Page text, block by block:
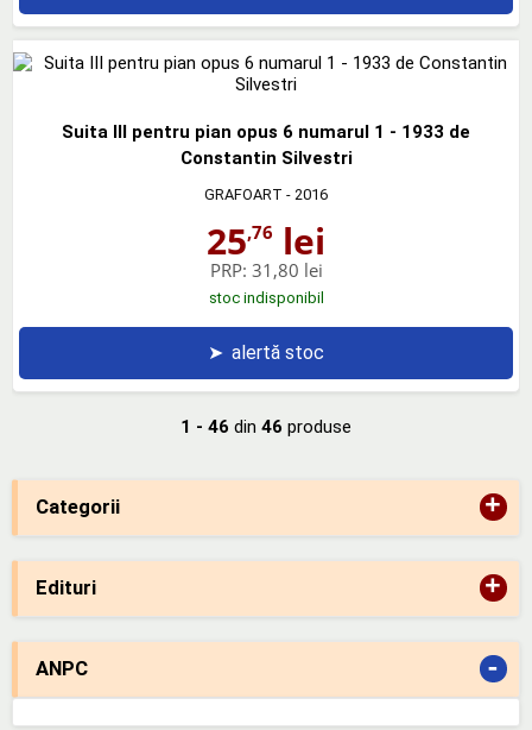
Categorii +
Edituri +
ANPC -
Suita III pentru pian opus 6 numarul 1 - 1933 de
Constantin Silvestri
GRAFOART - 2016
25,76 lei
PRP: 31,80 lei
stoc indisponibil
➤ alertă stoc
1 - 46 din 46 produse